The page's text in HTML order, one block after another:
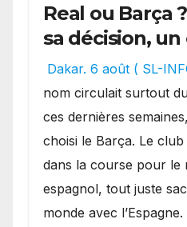
Real ou Barça
sa décision,
pourrait faire
sur le marché
transferts.
Dakar. 6 août ( SL-
nom circulait surtout
ces dernières
choisi le Barça. Le
dans la course pour le
espagnol, tout juste
monde avec